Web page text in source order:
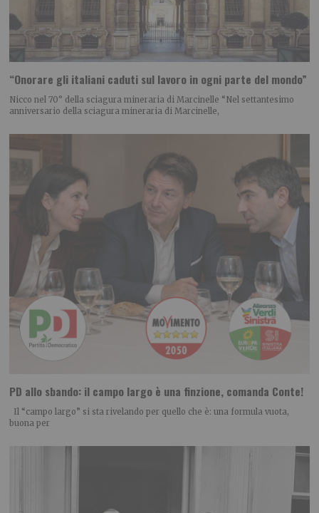
“Onorare gli italiani caduti sul lavoro in ogni parte del mondo”
Nicco nel 70° della sciagura mineraria di Marcinelle “Nel settantesimo
anniversario della sciagura mineraria di Marcinelle,
PD allo sbando: il campo largo è una finzione, comanda Conte!
Il “campo largo” si sta rivelando per quello che è: una formula vuota,
buona per